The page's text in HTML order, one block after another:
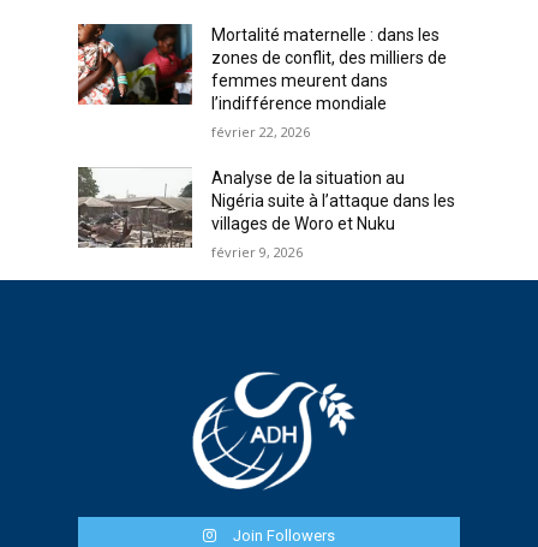
Mortalité maternelle : dans les
zones de conflit, des milliers de
femmes meurent dans
l’indifférence mondiale
février 22, 2026
Analyse de la situation au
Nigéria suite à l’attaque dans les
villages de Woro et Nuku
février 9, 2026
Join Followers